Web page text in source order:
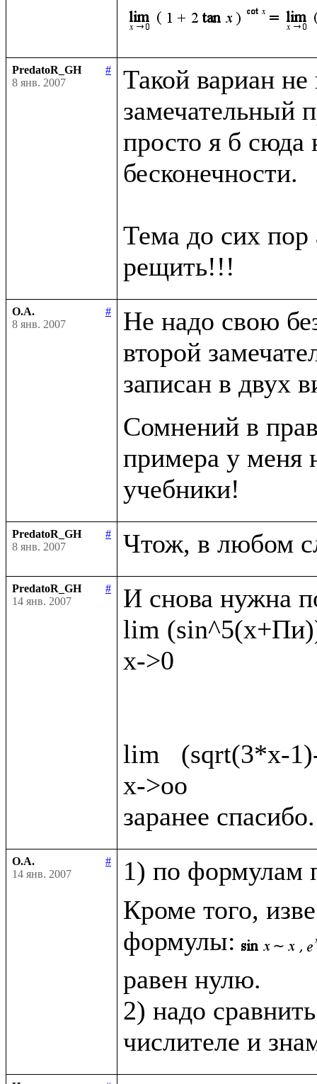
PredatoR_GH
#
8 янв. 2007
Такой вариан не
замечательный
просто я б сюда
бесконечности.
Тема до сих пор
О.А.
#
8 янв. 2007
Не надо свою
второй
записан в двух
Сомнений в
примера у меня
PredatoR_GH
#
8 янв. 2007
PredatoR_GH
#
14 янв. 2007
И снова нужна
lim
x->0
lim   (sqrt(3*x-
x->oo
О.А.
#
14 янв. 2007
1) по формулам
Кроме того,
формулы:
равен нулю.
2) надо